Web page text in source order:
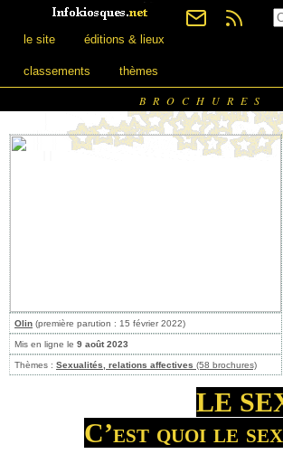
le site éditions & lieux
classements thèmes
BROCHURES
Olin (première parution : 15 février 2022)
Mis en ligne le 9 août 2023
Thèmes : Sexualités, relations affectives (58 brochures)
LE
C’est quoi le